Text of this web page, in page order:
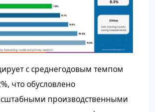
с среднегодовым темпом
что обусловлено
производственными